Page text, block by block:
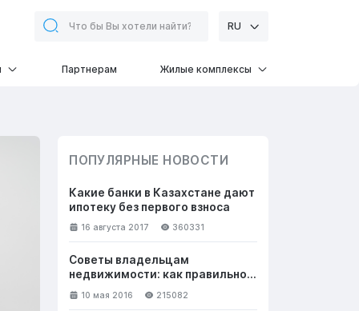
RU
Партнерам Жилые комплексы
ПОПУЛЯРНЫЕ НОВОСТИ
Какие банки в Казахстане дают
ипотеку без первого взноса
16 августа 2017 360331
Советы владельцам
недвижимости: как правильно
общаться с клиентами, чтобы
успешно продать жилье
10 мая 2016 215082